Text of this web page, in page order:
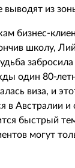
выводят из
бизнес-
школу,
один 80-
виза, и
в Австралии и
быстрый
могут